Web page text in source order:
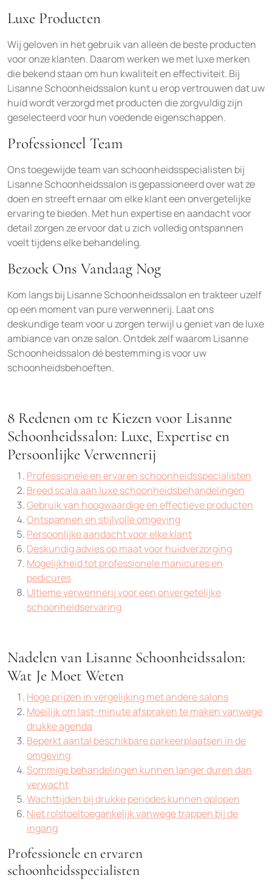
Luxe Producten
Wij geloven in het gebruik van alleen de beste producten
voor onze klanten. Daarom werken we met luxe merken
die bekend staan om hun kwaliteit en effectiviteit. Bij
Lisanne Schoonheidssalon kunt u erop vertrouwen dat uw
huid wordt verzorgd met producten die zorgvuldig zijn
geselecteerd voor hun voedende eigenschappen.
Professioneel Team
Ons toegewijde team van schoonheidsspecialisten bij
Lisanne Schoonheidssalon is gepassioneerd over wat ze
doen en streeft ernaar om elke klant een onvergetelijke
ervaring te bieden. Met hun expertise en aandacht voor
detail zorgen ze ervoor dat u zich volledig ontspannen
voelt tijdens elke behandeling.
Bezoek Ons Vandaag Nog
Kom langs bij Lisanne Schoonheidssalon en trakteer uzelf
op een moment van pure verwennerij. Laat ons
deskundige team voor u zorgen terwijl u geniet van de luxe
ambiance van onze salon. Ontdek zelf waarom Lisanne
Schoonheidssalon dé bestemming is voor uw
schoonheidsbehoeften.
8 Redenen om te Kiezen voor Lisanne
Schoonheidssalon: Luxe, Expertise en
Persoonlijke Verwennerij
Professionele en ervaren schoonheidsspecialisten
Breed scala aan luxe schoonheidsbehandelingen
Gebruik van hoogwaardige en effectieve producten
Ontspannen en stijlvolle omgeving
Persoonlijke aandacht voor elke klant
Deskundig advies op maat voor huidverzorging
Mogelijkheid tot professionele manicures en
pedicures
Ultieme verwennerij voor een onvergetelijke
schoonheidservaring
Nadelen van Lisanne Schoonheidssalon:
Wat Je Moet Weten
Hoge prijzen in vergelijking met andere salons
Moeilijk om last-minute afspraken te maken vanwege
drukke agenda
Beperkt aantal beschikbare parkeerplaatsen in de
omgeving
Sommige behandelingen kunnen langer duren dan
verwacht
Wachttijden bij drukke periodes kunnen oplopen
Niet rolstoeltoegankelijk vanwege trappen bij de
ingang
Professionele en ervaren
schoonheidsspecialisten